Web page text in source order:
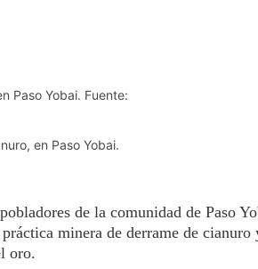
en Paso Yobai.
de la comunidad de Paso
minera de derrame de
oro.